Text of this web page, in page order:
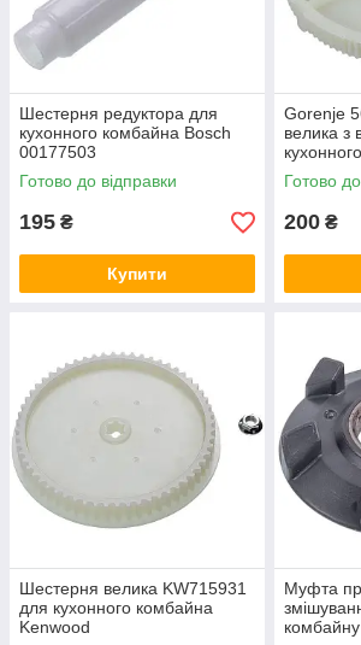
Шестерня редуктора для
кухонного комбайна Bosch
00177503
Готово до відправки
195 ₴
Купити
Gorenje
велика з
Готово
200 ₴
Шестерня велика KW715931
для кухонного комбайна
Kenwood
Муфта